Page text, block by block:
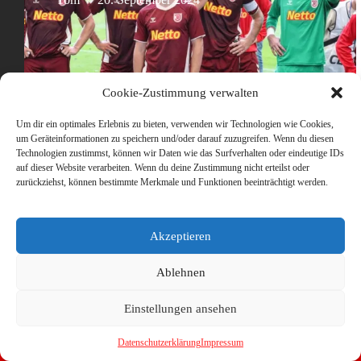
Cookie-Zustimmung verwalten
Um dir ein optimales Erlebnis zu bieten, verwenden wir Technologien wie Cookies,
um Geräteinformationen zu speichern und/oder darauf zuzugreifen. Wenn du diesen
Technologien zustimmst, können wir Daten wie das Surfverhalten oder eindeutige IDs
auf dieser Website verarbeiten. Wenn du deine Zustimmung nicht erteilst oder
zurückziehst, können bestimmte Merkmale und Funktionen beeinträchtigt werden.
Akzeptieren
Ablehnen
Einstellungen ansehen
DatenschutzerklärungImpressum